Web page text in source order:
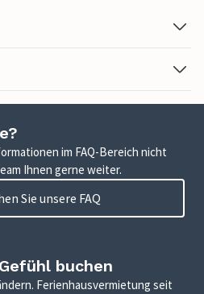
im FAQ-Bereich nicht
Ihnen gerne weiter.
Sie unsere FAQ
buchen
Ferienhausvermietung seit